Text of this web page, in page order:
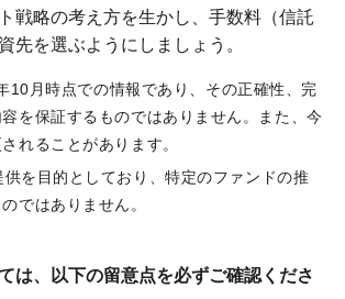
戦略の考え方を生かし、手数料（信託
先を選ぶようにしましょう。
10月時点での情報であり、その正確性、完
を保証するものではありません。また、今
れることがあります。
を目的としており、特定のファンドの推
ではありません。
は、以下の留意点を必ずご確認くださ